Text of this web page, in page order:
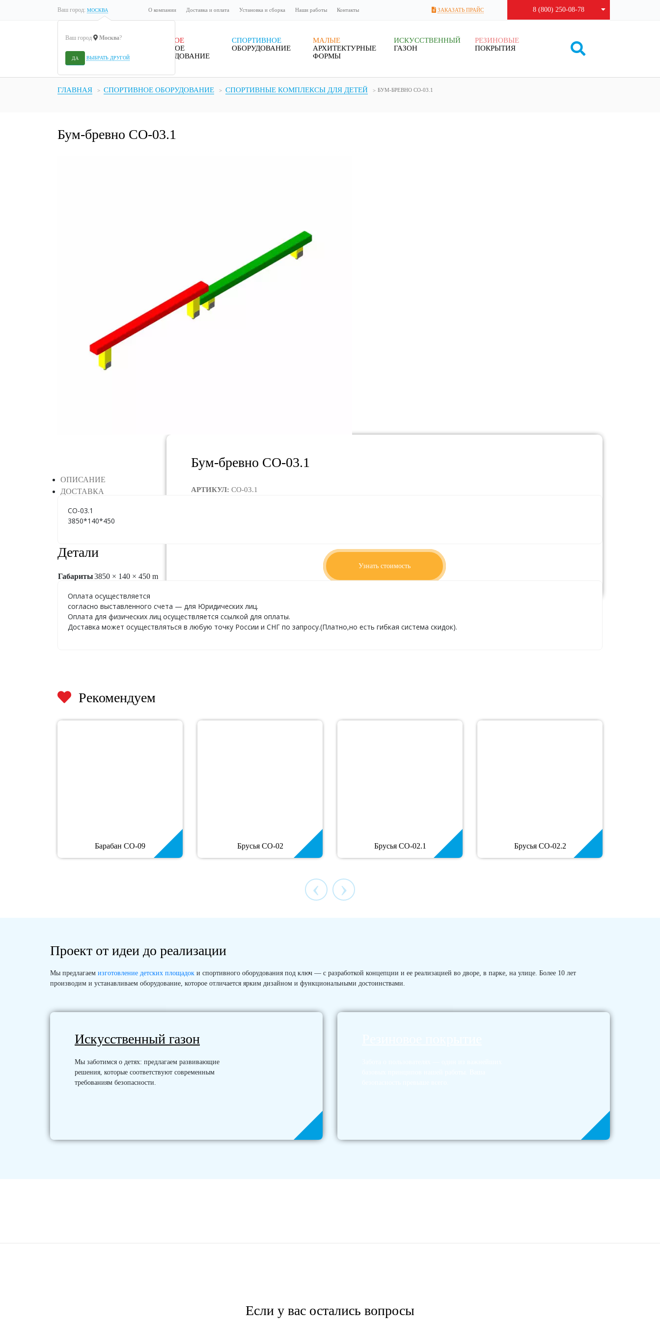
Ваш город: МОСКВА
Ваш город Москва?
ДА ВЫБРАТЬ ДРУГОЙ
О компании Доставка и оплата Установка и сборка Наши работы Контакты ЗАКАЗАТЬ ПРАЙС 8 (800) 250-08-78
ДЕТСКОЕ
ИГРОВОЕ
ОБОРУДОВАНИЕ
СПОРТИВНОЕ
ОБОРУДОВАНИЕ
МАЛЫЕ
АРХИТЕКТУРНЫЕ
ФОРМЫ
ИСКУССТВЕННЫЙ
ГАЗОН
РЕЗИНОВЫЕ
ПОКРЫТИЯ
ГЛАВНАЯ СПОРТИВНОЕ ОБОРУДОВАНИЕ СПОРТИВНЫЕ КОМПЛЕКСЫ ДЛЯ ДЕТЕЙ БУМ-БРЕВНО СО-03.1
Бум-бревно СО-03.1
Бум-бревно СО-03.1
АРТИКУЛ: СО-03.1
Узнать стоимость
ОПИСАНИЕ
ДОСТАВКА
СО-03.1
3850*140*450
Детали
Габариты3850 × 140 × 450 m
Оплата осуществляется
согласно выставленного счета — для Юридических лиц.
Оплата для физических лиц осуществляется ссылкой для оплаты.
Доставка может осуществляться в любую точку России и СНГ по запросу.(Платно,но есть гибкая система скидок).
Рекомендуем
Барабан СО-09 Брусья СО-02 Брусья СО-02.1 Брусья СО-02.2
‹ ›
Проект от идеи до реализации
Мы предлагаем изготовление детских площадок и спортивного оборудования под ключ — с разработкой концепции и ее реализацией во дворе, в парке, на улице. Более 10 лет
производим и устанавливаем оборудование, которое отличается ярким дизайном и функциональными достоинствами.
Искусственный газон
Мы заботимся о детях: предлагаем развивающие
решения, которые соответствуют современным
требованиям безопасности.
Если у вас остались вопросы